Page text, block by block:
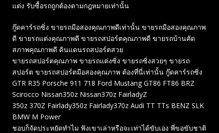
แต่ง รับซื้อรถถูกต้องตามกฎหมายเท่านั้น
กู๊ดคาร์รถซิ่ง ขายรถมือสองคุณภาพดีเท่านั้น ขายรถมือสองคุณภาพ
ดี ขายรถแต่งคุณภาพดี ขายรถสปอร์ตคุณภาพดี ขายรถบ้านคัด
สภาพคุณภาพดี ดินแดนรถสปอร์ตสวย
ขายรถสปอร์ตคุณภาพ ขายรถแต่งซิ่ง ขายรถซิ่งสวยๆ ขายรถ
สปอร์ต ขายรถสปอร์ตมือสองคุณภาพ ต้องที่นี่เท่านั้น กู๊ดคาร์รถซิ่ง
GTR R35 Porsche 911 718 Ford Mustang GT86 FT86 BRZ
Scirocco Nissan350z Nissan370z FairladyZ
350z 370Z Fairlady350z Fairlady370z Audi TT TTs BENZ SLK
BMW M Power
ชอบก็จัดประหยัดทำไม ฟังเขาเล่าหรือจะเท่าได้ขับเอง พี่ขอขับชาติ